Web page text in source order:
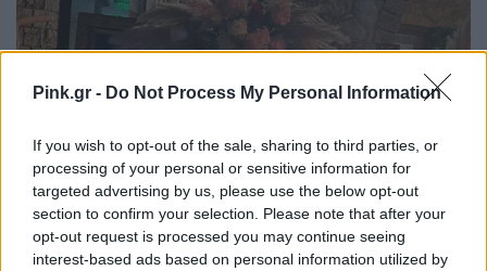
Pink.gr - Do Not Process My Personal Information
If you wish to opt-out of the sale, sharing to third parties, or
processing of your personal or sensitive information for
targeted advertising by us, please use the below opt-out
section to confirm your selection. Please note that after your
opt-out request is processed you may continue seeing
interest-based ads based on personal information utilized by